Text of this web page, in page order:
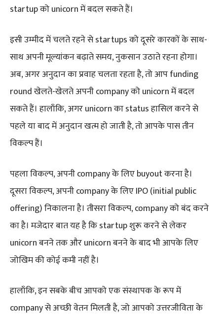
startup को unicorn में बदल सकते हैं।
इसी उम्मीद में चलते रहने से startups को दूसरे कारकों के साथ-
साथ अपनी मूल्यांकन बढ़ाते समय, नुकसान उठाते रहना होगा।
अब, अगर अनुदान का प्रवाह चलता रहता है, तो आप funding
round खेलते-खेलते अपनी company को unicorn में बदल
सकते हैं। हालाँकि, अगर unicorn का status हासिल करने से
पहले या बाद में अनुदान खत्म हो जाती है, तो आपके पास तीन
विकल्प हैं।
पहला विकल्प, अपनी company के लिए buyout करना है।
दूसरा विकल्प, अपनी company के लिए IPO (initial public
offering) निकालना है। तीसरा विकल्प, company को बंद करने
का है। मजेदार बात यह है कि startup शुरू करने से लेकर
unicorn बनने तक और unicorn बनने के बाद भी आपके लिए
जोखिम की कोई कमी नहीं है।
हालाँकि, इन सबके बीच आपको एक संस्थापक के रूप में
company से अच्छी वेतन मिलती है, जो आपको उत्तरजीविता के